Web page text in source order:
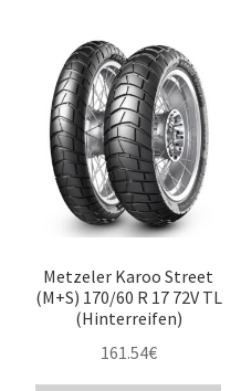
Metzeler Karoo Street
(M+S) 170/60 R 17 72V TL
(Hinterreifen)
161.54€